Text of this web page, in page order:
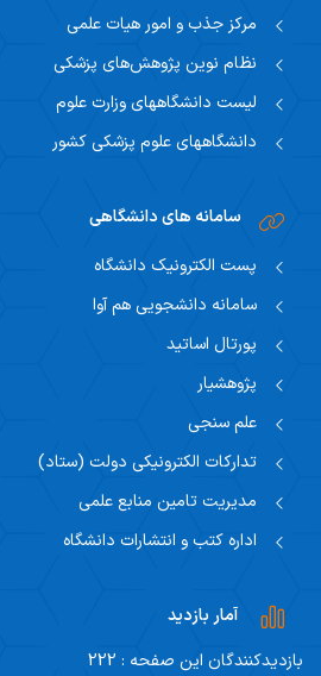
مرکز جذب و امور هیات علمی
نظام نوین پژوهش‌های پزشکی
لیست دانشگاههای وزارت علوم
دانشگاههای علوم پزشکی کشور
سامانه های دانشگاهی
پست الکترونیک دانشگاه
سامانه دانشجویی هم آوا
پورتال اساتید
پژوهشیار
علم سنجی
تدارکات الکترونیکی دولت (ستاد)
مدیریت تامین منابع علمی
اداره کتب و انتشارات دانشگاه
آمار بازدید
بازدیدکنندگان این صفحه : 222